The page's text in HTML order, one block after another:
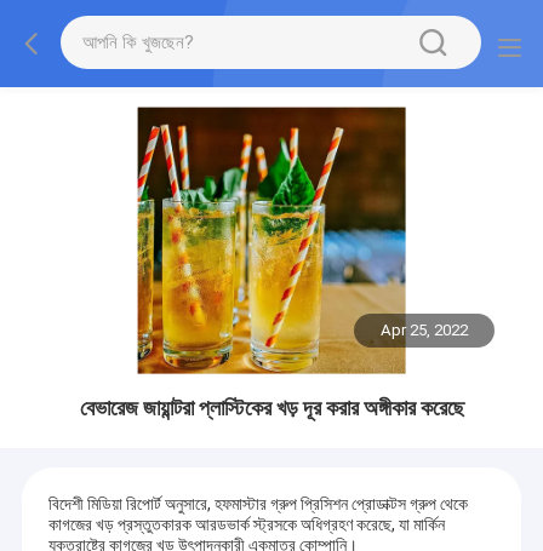
Apr 25, 2022
বেভারেজ জায়ান্টরা প্লাস্টিকের খড় দূর করার অঙ্গীকার করেছে
বিদেশী মিডিয়া রিপোর্ট অনুসারে, হফমাস্টার গ্রুপ প্রিসিশন প্রোডাক্টস গ্রুপ থেকে
কাগজের খড় প্রস্তুতকারক আরডভার্ক স্ট্রসকে অধিগ্রহণ করেছে, যা মার্কিন
যুক্তরাষ্ট্রে কাগজের খড় উৎপাদনকারী একমাত্র কোম্পানি।